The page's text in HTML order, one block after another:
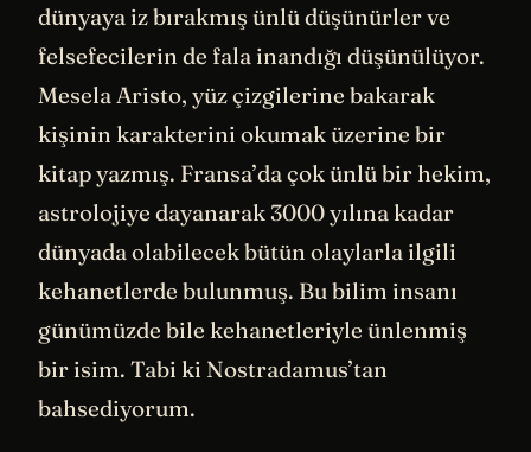
dünyaya iz bırakmış ünlü düşünürler ve
felsefecilerin de fala inandığı düşünülüyor.
Mesela Aristo, yüz çizgilerine bakarak
kişinin karakterini okumak üzerine bir
kitap yazmış. Fransa’da çok ünlü bir hekim,
astrolojiye dayanarak 3000 yılına kadar
dünyada olabilecek bütün olaylarla ilgili
kehanetlerde bulunmuş. Bu bilim insanı
günümüzde bile kehanetleriyle ünlenmiş
bir isim. Tabi ki Nostradamus’tan
bahsediyorum.